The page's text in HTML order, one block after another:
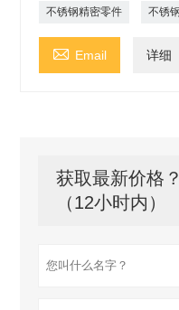
不锈钢精密零件 不锈
 Email 详细
获取最新价格
（12小时内）